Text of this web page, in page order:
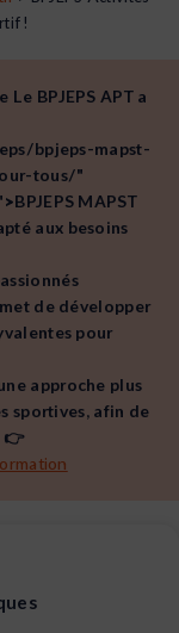
!
Le BPJEPS APT a
bpjeps-mapst-
tous/"
MAPST
aux besoins
de développer
pour
approche plus
sportives, afin de
👉